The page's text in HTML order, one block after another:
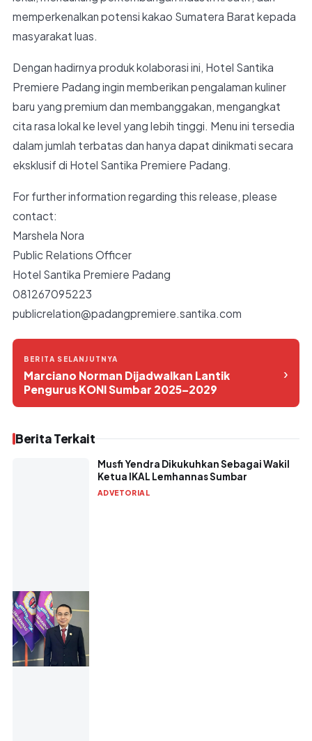
memperkenalkan potensi kakao Sumatera Barat kepada
masyarakat luas.
Dengan hadirnya produk kolaborasi ini, Hotel Santika
Premiere Padang ingin memberikan pengalaman kuliner
baru yang premium dan membanggakan, mengangkat
cita rasa lokal ke level yang lebih tinggi. Menu ini tersedia
dalam jumlah terbatas dan hanya dapat dinikmati secara
eksklusif di Hotel Santika Premiere Padang.
For further information regarding this release, please
contact:
Marshela Nora
Public Relations Officer
Hotel Santika Premiere Padang
081267095223
publicrelation@padangpremiere.santika.com
BERITA SELANJUTNYA
Marciano Norman Dijadwalkan Lantik
Pengurus KONI Sumbar 2025–2029
›
Berita Terkait
Musfi Yendra Dikukuhkan Sebagai Wakil
Ketua IKAL Lemhannas Sumbar
ADVETORIAL